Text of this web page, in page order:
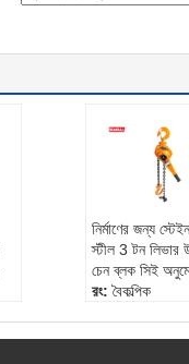
নির্মাণের জন্য
স্টীল 3 টন
চেন ব্লক সিই
রং:বৈকল্পিক